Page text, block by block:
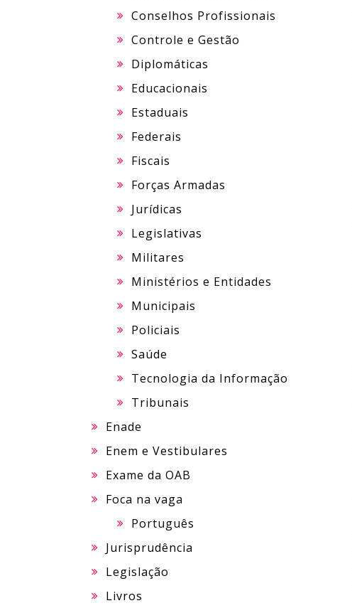
Conselhos Profissionais
Controle e Gestão
Diplomáticas
Educacionais
Estaduais
Federais
Fiscais
Forças Armadas
Jurídicas
Legislativas
Militares
Ministérios e Entidades
Municipais
Policiais
Saúde
Tecnologia da Informação
Tribunais
Enade
Enem e Vestibulares
Exame da OAB
Foca na vaga
Português
Jurisprudência
Legislação
Livros